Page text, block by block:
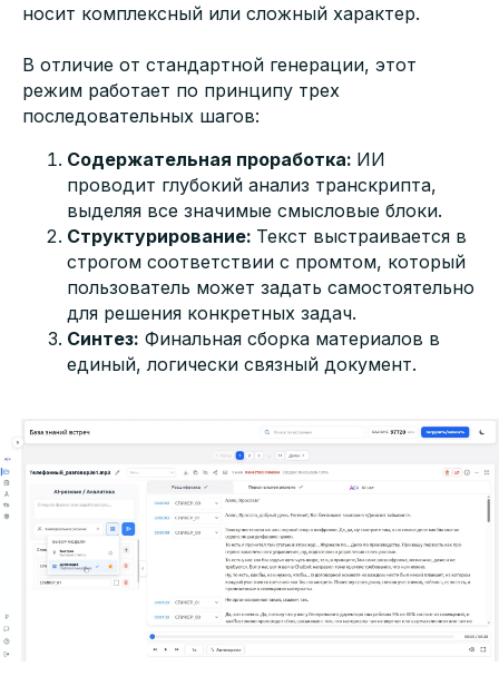
носит комплексный или сложный характер.
В отличие от стандартной генерации, этот
режим работает по принципу трех
последовательных шагов:
Содержательная проработка: ИИ
проводит глубокий анализ транскрипта,
выделяя все значимые смысловые блоки.
Структурирование: Текст выстраивается в
строгом соответствии с промтом, который
пользователь может задать самостоятельно
для решения конкретных задач.
Синтез: Финальная сборка материалов в
единый, логически связный документ.